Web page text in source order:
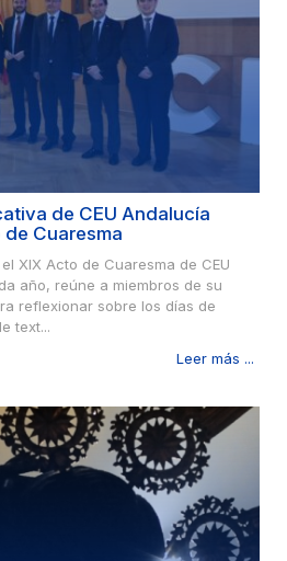
de CEU Andalucía
Cuaresma
XIX Acto de Cuaresma de CEU
año, reúne a miembros de su
reflexionar sobre los días de
text...
Leer más ...